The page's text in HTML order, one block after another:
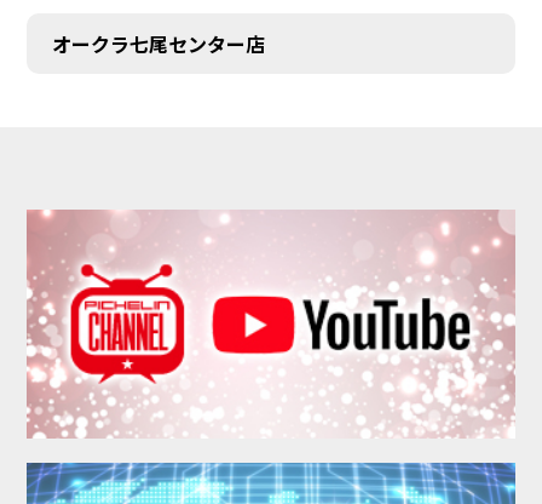
オークラ七尾センター店